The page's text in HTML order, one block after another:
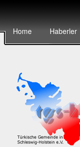
Home Haberler